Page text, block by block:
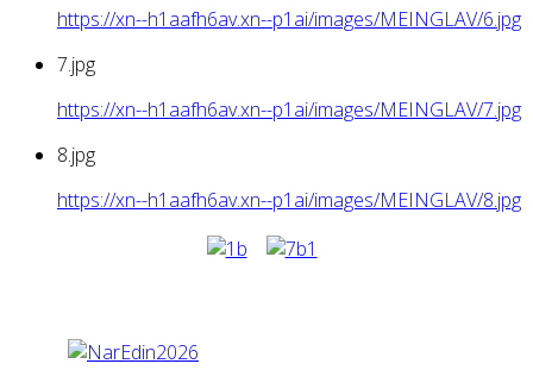
https://xn--h1aafh6av.xn--p1ai/images/MEINGLAV/6.jpg
7.jpg
https://xn--h1aafh6av.xn--p1ai/images/MEINGLAV/7.jpg
8.jpg
https://xn--h1aafh6av.xn--p1ai/images/MEINGLAV/8.jpg